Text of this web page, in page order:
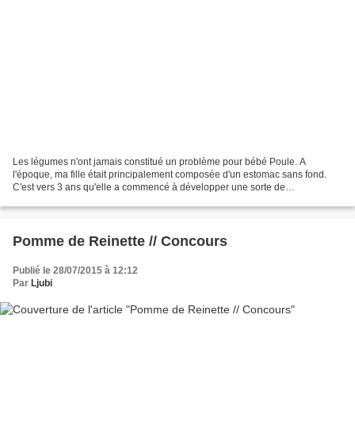
Les légumes n'ont jamais constitué un problème pour bébé Poule. A
l'époque, ma fille était principalement composée d'un estomac sans fond.
C'est vers 3 ans qu'elle a commencé à développer une sorte de
Pomme de Reinette // Concours
Publié le 28/07/2015 à 12:12
Par Ljubi